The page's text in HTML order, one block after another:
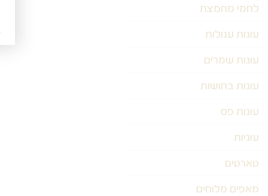
לחמי מחמצת
עוגות עגולות
עוגות שמרים
עוגות בחושות
עוגות פס
עוגיות
טארטים
מאפים מלוחים